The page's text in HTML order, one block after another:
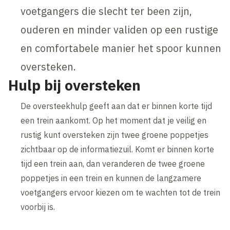
voetgangers die slecht ter been zijn,
ouderen en minder validen op een rustige
en comfortabele manier het spoor kunnen
oversteken.
Hulp bij oversteken
De oversteekhulp geeft aan dat er binnen korte tijd
een trein aankomt. Op het moment dat je veilig en
rustig kunt oversteken zijn twee groene poppetjes
zichtbaar op de informatiezuil. Komt er binnen korte
tijd een trein aan, dan veranderen de twee groene
poppetjes in een trein en kunnen de langzamere
voetgangers ervoor kiezen om te wachten tot de trein
voorbij is.